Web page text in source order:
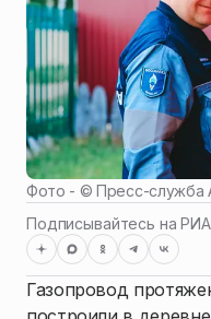
Фото - ©Пресс-служба
Подписывайтесь на
Газопровод